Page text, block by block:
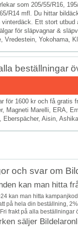
som 205/55/R16,
R14 mfl. Du hittar
Ett stort
för släpvagnar &
Vredestein, Yokohama,
beställningar
för 1600 kr och få gratis
Magneti Marelli, ERA,
Eberspächer, Aisin,
och svar om
kan man hitta
kan man hitta
på hela din beställning,
frakt på alla beställningar
säljer